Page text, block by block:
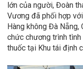
lớn của người, Đoàn
Vương đã phối hợp
Hàng không Đà Nẵng,
chức chương trình tình
thuốc tại Khu tái định